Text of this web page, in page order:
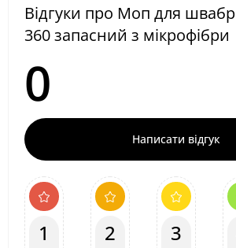
Відгуки про Моп для
360 запасний з мікрофібри
0
Написати відгук
1 2 3